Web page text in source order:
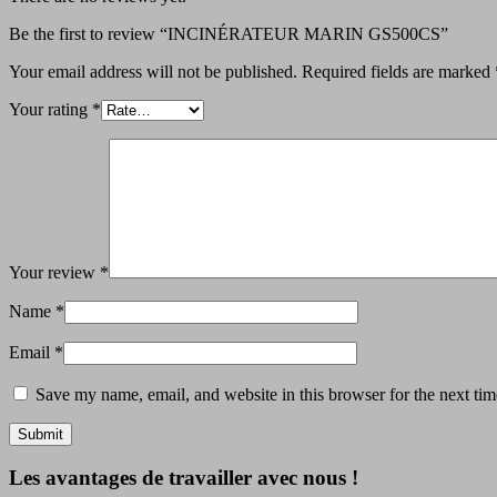
Be the first to review “INCINÉRATEUR MARIN GS500CS”
Your email address will not be published. Required fields are marked
Your rating *
Your review *
Name *
Email *
Save my name, email, and website in this browser for the next
Les avantages de travailler avec nous !